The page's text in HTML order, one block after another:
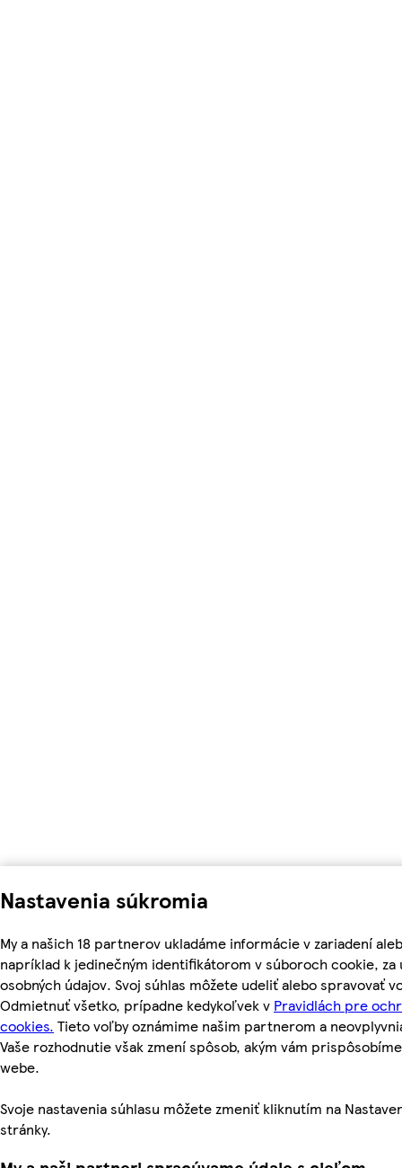
Nastavenia súkromia
My a našich 18 partnerov ukladáme informácie v zariadení
napríklad k jedinečným identifikátorom v súboroch cookie,
osobných údajov. Svoj súhlas môžete udeliť alebo spravovať
Odmietnuť všetko, prípadne kedykoľvek v Pravidlách pre
cookies. Tieto voľby oznámime našim partnerom a
Vaše rozhodnutie však zmení spôsob, akým vám
webe.
Svoje nastavenia súhlasu môžete zmeniť kliknutím na
stránky.